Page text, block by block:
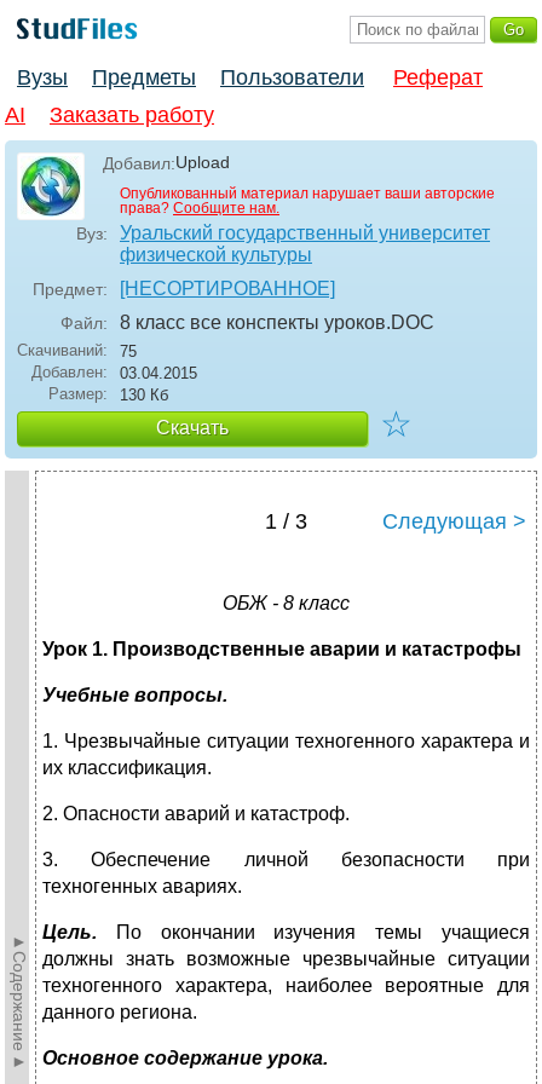
Вузы Предметы Пользователи
Реферат
AI
Заказать работу
Добавил:Upload
Опубликованный материал нарушает ваши авторские
права? Сообщите нам.
Вуз:
Уральский государственный университет
физической культуры
Предмет: [НЕСОРТИРОВАННОЕ]
Файл: 8 класс все конспекты уроков.DOC
Скачиваний:
75
Добавлен:
03.04.2015
Размер:
130 Кб
Скачать ☆
►Содержание►
1 / 3 Следующая >
ОБЖ - 8 класс
Урок 1. Производственные аварии и катастрофы
Учебные вопросы.
1. Чрезвычайные ситуации техногенного характера и
их классификация.
2. Опасности аварий и катастроф.
3. Обеспечение личной безопасности при
техногенных авариях.
Цель. По окончании изучения темы учащиеся
должны знать возможные чрезвычайные ситуации
техногенного характера, наиболее вероятные для
данного региона.
Основное содержание урока.